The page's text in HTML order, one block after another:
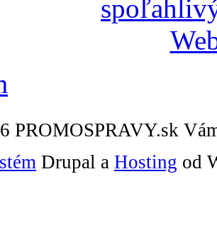
PROMOSPRAVY.sk
Drupal a Hosting od